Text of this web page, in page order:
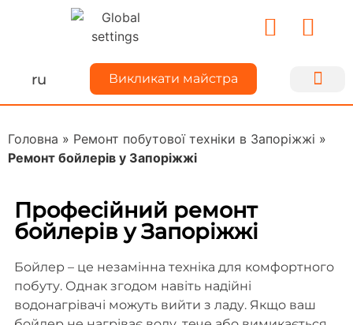
ru Викликати майстра
Головна » Ремонт побутової техніки в Запоріжжі »
Ремонт бойлерів у Запоріжжі
Професійний ремонт
бойлерів у Запоріжжі
Бойлер – це незамінна техніка для комфортного
побуту. Однак згодом навіть надійні
водонагрівачі можуть вийти з ладу. Якщо ваш